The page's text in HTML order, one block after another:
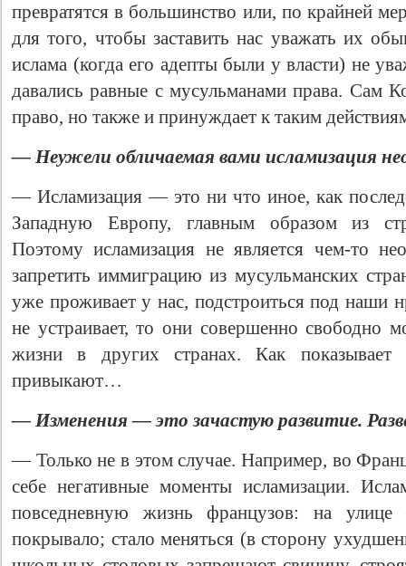
превратятся в большинство или, по крайней
для того, чтобы заставить нас уважать их
ислама (когда его адепты были у власти) не
давались равные с мусульманами права. Сам
право, но также и принуждает к таким
— Неужели обличаемая вами исламизация
— Исламизация — это ни что иное, как
Западную Европу, главным образом из
Поэтому исламизация не является чем-то
запретить иммиграцию из мусульманских
уже проживает у нас, подстроиться под наши
не устраивает, то они совершенно свободно
жизни в других странах. Как
привыкают…
— Изменения — это зачастую развитие.
— Только не в этом случае. Например, во
себе негативные моменты исламизации.
повседневную жизнь французов: на
покрывало; стало меняться (в сторону